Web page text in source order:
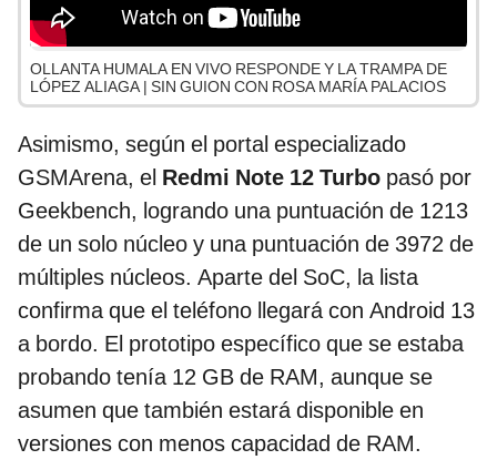
OLLANTA HUMALA EN VIVO RESPONDE Y LA TRAMPA DE
LÓPEZ ALIAGA | SIN GUION CON ROSA MARÍA PALACIOS
Asimismo, según el portal especializado
GSMArena, el Redmi Note 12 Turbo pasó por
Geekbench, logrando una puntuación de 1213
de un solo núcleo y una puntuación de 3972 de
múltiples núcleos. Aparte del SoC, la lista
confirma que el teléfono llegará con Android 13
a bordo. El prototipo específico que se estaba
probando tenía 12 GB de RAM, aunque se
asumen que también estará disponible en
versiones con menos capacidad de RAM.